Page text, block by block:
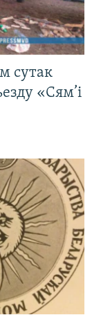
сутак
«Сям’і